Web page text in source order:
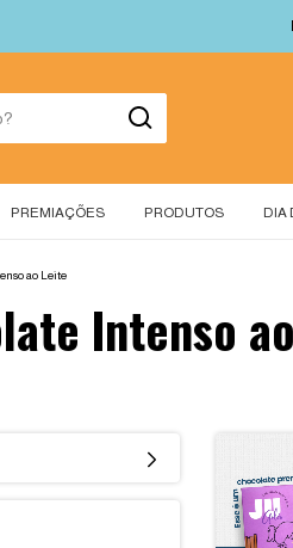
PREMIAÇÕES PRODUTOS DIA
ao Leite
Intenso